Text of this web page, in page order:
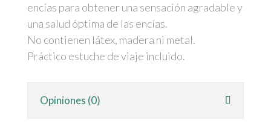
encías para obtener una sensación agradable y
una salud óptima de las encías.
No contienen látex, madera ni metal.
Práctico estuche de viaje incluido.
Opiniones (0)